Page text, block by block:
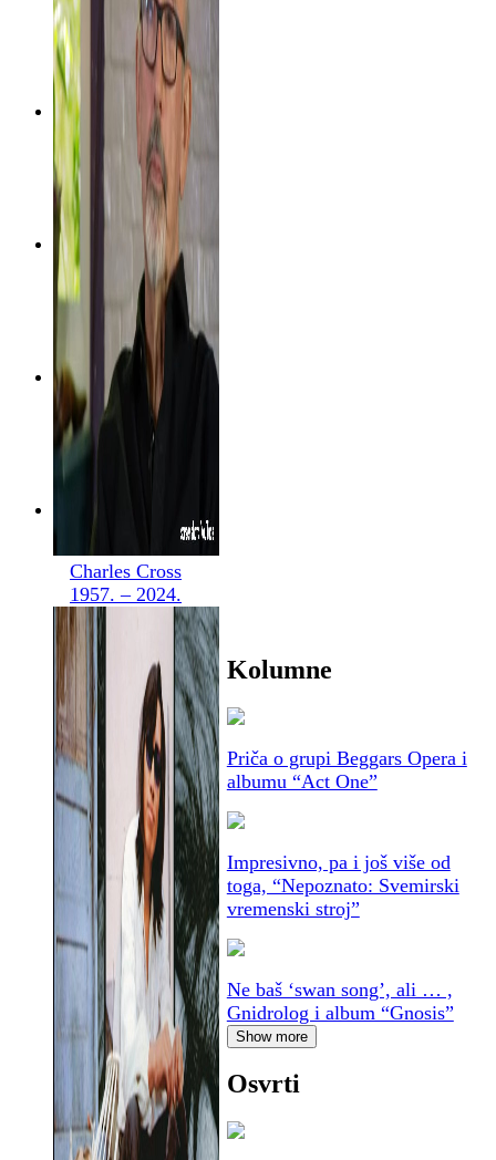
Charles Cross
1957. – 2024.
Kolumne
Priča o grupi Beggars Opera i
albumu “Act One”
Impresivno, pa i još više od
toga, “Nepoznato: Svemirski
vremenski stroj”
Ne baš ‘swan song’, ali … ,
Gnidrolog i album “Gnosis”
Show more
Osvrti